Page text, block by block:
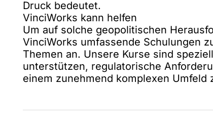
Druck bedeutet.
VinciWorks kann helfen
Um auf solche geopolitischen
VinciWorks umfassende Schulungen
Themen an. Unsere Kurse sind
unterstützen, regulatorische
einem zunehmend komplexen Umfeld